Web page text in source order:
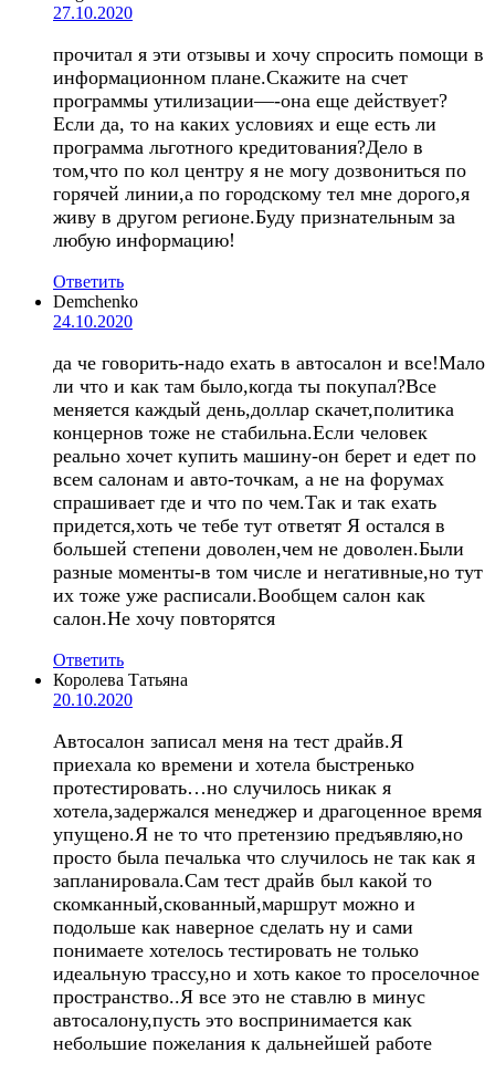
27.10.2020
прочитал я эти отзывы и хочу спросить помощи в
информационном плане.Скажите на счет
программы утилизации—-она еще действует?
Если да, то на каких условиях и еще есть ли
программа льготного кредитования?Дело в
том,что по кол центру я не могу дозвониться по
горячей линии,а по городскому тел мне дорого,я
живу в другом регионе.Буду признательным за
любую информацию!
Ответить
Demchenko
24.10.2020
да че говорить-надо ехать в автосалон и все!Мало
ли что и как там было,когда ты покупал?Все
меняется каждый день,доллар скачет,политика
концернов тоже не стабильна.Если человек
реально хочет купить машину-он берет и едет по
всем салонам и авто-точкам, а не на форумах
спрашивает где и что по чем.Так и так ехать
придется,хоть че тебе тут ответят Я остался в
большей степени доволен,чем не доволен.Были
разные моменты-в том числе и негативные,но тут
их тоже уже расписали.Вообщем салон как
салон.Не хочу повторятся
Ответить
Королева Татьяна
20.10.2020
Автосалон записал меня на тест драйв.Я
приехала ко времени и хотела быстренько
протестировать…но случилось никак я
хотела,задержался менеджер и драгоценное время
упущено.Я не то что претензию предъявляю,но
просто была печалька что случилось не так как я
запланировала.Сам тест драйв был какой то
скомканный,скованный,маршрут можно и
подольше как наверное сделать ну и сами
понимаете хотелось тестировать не только
идеальную трассу,но и хоть какое то проселочное
пространство..Я все это не ставлю в минус
автосалону,пусть это воспринимается как
небольшие пожелания к дальнейшей работе